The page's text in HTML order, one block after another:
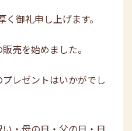
御礼申し上げます。
売を始めました。
レゼントはいかがでし